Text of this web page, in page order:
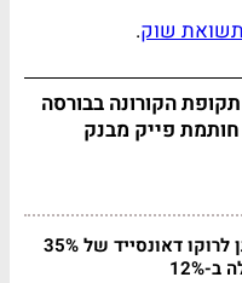
שוק.
הקורונה בבורסה
פייק מבנק
אנליסט נתן לרוקו דאונסייד של 35%
12%